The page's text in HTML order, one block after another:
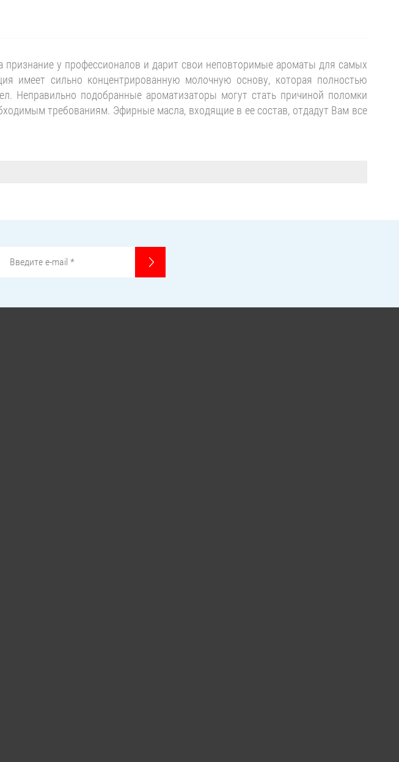
признание у профессионалов и дарит свои неповторимые ароматы для самых
имеет сильно концентрированную молочную основу, которая полностью
Неправильно подобранные ароматизаторы могут стать причиной поломки
требованиям. Эфирные масла, входящие в ее состав, отдадут Вам все